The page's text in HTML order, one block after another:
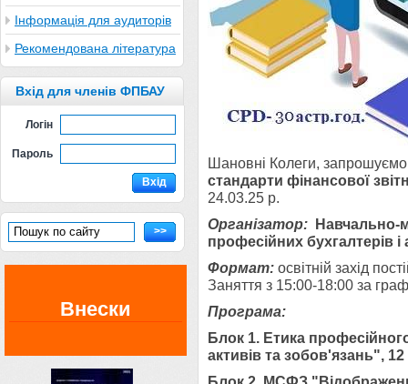
Інформація для аудиторів
Рекомендована література
Вхід для членів ФПБАУ
Логін
Пароль
Вхід
>>
Внески
Шановні Колеги, запрошуємо
стандарти фінансової
24.03.25 р.
Організатор: Навчально-
професійних бухгалтерів
Формат: освітній захід
Заняття з 15:00-18:00 за
Програма:
Блок 1. Етика
активів та зобов'язань",